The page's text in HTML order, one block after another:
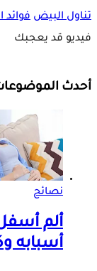
تناول البيض فوائد
فيديو قد يعجبك
أحدث
نصائح
ألم
أسبابه